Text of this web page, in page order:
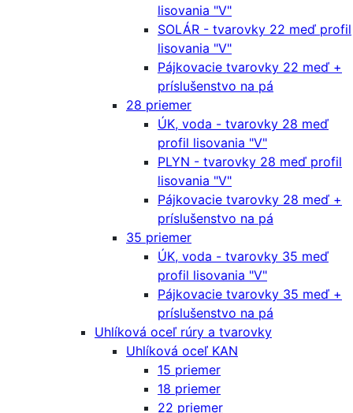
lisovania "V"
SOLÁR - tvarovky 22 meď profil
lisovania "V"
Pájkovacie tvarovky 22 meď +
príslušenstvo na pá
28 priemer
ÚK, voda - tvarovky 28 meď
profil lisovania "V"
PLYN - tvarovky 28 meď profil
lisovania "V"
Pájkovacie tvarovky 28 meď +
príslušenstvo na pá
35 priemer
ÚK, voda - tvarovky 35 meď
profil lisovania "V"
Pájkovacie tvarovky 35 meď +
príslušenstvo na pá
Uhlíková oceľ rúry a tvarovky
Uhlíková oceľ KAN
15 priemer
18 priemer
22 priemer